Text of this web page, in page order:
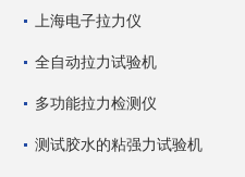
上海电子拉力仪
全自动拉力试验机
多功能拉力检测仪
测试胶水的粘强力试验机